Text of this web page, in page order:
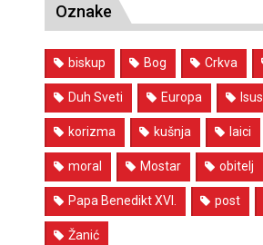
Oznake
biskup Bog Crkva
Duh Sveti Europa Isus
korizma kušnja laici
moral Mostar obitelj
Papa Benedikt XVI. post
Žanić